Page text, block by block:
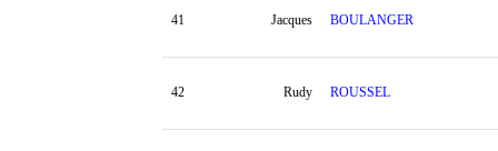
41 Jacques BOULANGER
42 Rudy ROUSSEL